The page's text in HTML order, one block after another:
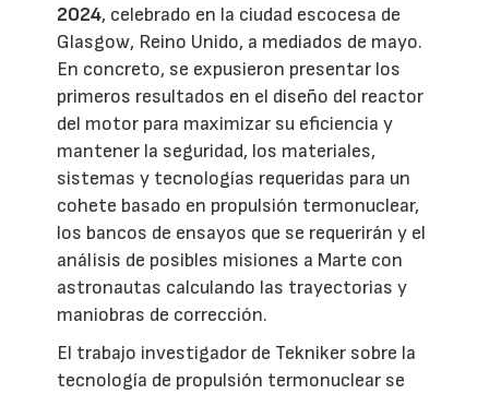
2024, celebrado en la ciudad escocesa de
Glasgow, Reino Unido, a mediados de mayo.
En concreto, se expusieron presentar los
primeros resultados en el diseño del reactor
del motor para maximizar su eficiencia y
mantener la seguridad, los materiales,
sistemas y tecnologías requeridas para un
cohete basado en propulsión termonuclear,
los bancos de ensayos que se requerirán y el
análisis de posibles misiones a Marte con
astronautas calculando las trayectorias y
maniobras de corrección.
El trabajo investigador de Tekniker sobre la
tecnología de propulsión termonuclear se